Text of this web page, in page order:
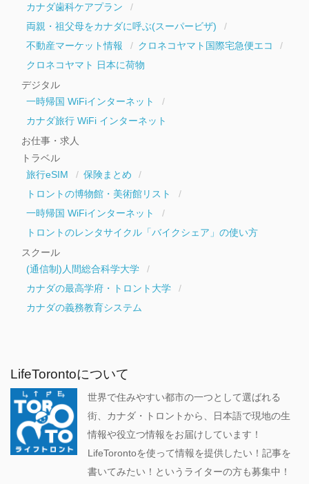
カナダ歯科ケアプラン
両親・祖父母をカナダに呼ぶ(スーパービザ)
不動産マーケット情報
クロネコヤマト国際宅急便エコ
クロネコヤマト 日本に荷物
デジタル
一時帰国 WiFiインターネット
カナダ旅行 WiFi インターネット
お仕事・求人
トラベル
旅行eSIM
保険まとめ
トロントの博物館・美術館リスト
一時帰国 WiFiインターネット
トロントのレンタサイクル「バイクシェア」の使い方
スクール
(通信制)人間総合科学大学
カナダの最高学府・トロント大学
カナダの義務教育システム
LifeTorontoについて
世界で住みやすい都市の一つとして選ばれる
街、カナダ・トロントから、日本語で現地の生
情報や役立つ情報をお届けしています！
LifeTorontoを使って情報を提供したい！記事を
書いてみたい！というライターの方も募集中！